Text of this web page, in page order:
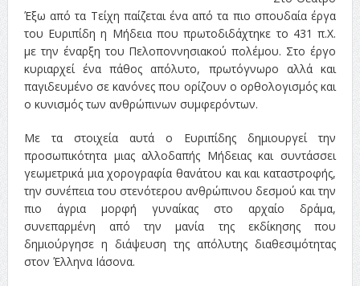
Η Φροντίδα Έχει Πολλές Μορφές: Κι Όλες Σε Αφορούν
Τρία Βήματα Μπροστά για Σένα και την Επιχείρησή σου
Όψεις και Απόψεις
Αξίζει άραγε?
Έξω από τα Τείχη παίζεται ένα από τα πιο σπουδαία έργα
του Ευριπίδη η Μήδεια που πρωτοδιδάχτηκε το 431 π.Χ.
με την έναρξη του Πελοποννησιακού πολέμου. Στο έργο
κυριαρχεί ένα πάθος απόλυτο, πρωτόγνωρο αλλά και
παγιδευμένο σε κανόνες που ορίζουν ο ορθολογισμός και
ο κυνισμός των ανθρώπινων συμφερόντων.
Με τα στοιχεία αυτά ο Ευριπίδης δημιουργεί την
προσωπικότητα μιας αλλοδαπής Μήδειας και συντάσσει
γεωμετρικά μια χορογραφία θανάτου και και καταστροφής,
την συνέπεια του στενότερου ανθρώπινου δεσμού και την
πιο άγρια μορφή γυναίκας στο αρχαίο δράμα,
συνεπαρμένη από την μανία της εκδίκησης που
δημιούργησε η διάψευση της απόλυτης διαθεσιμότητας
στον Έλληνα Ιάσονα.